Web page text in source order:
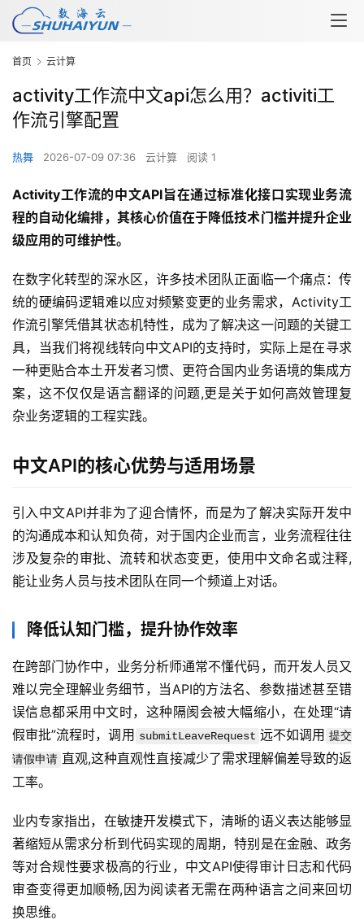
首页 云计算
activity工作流中文api怎么用？activiti工
作流引擎配置
热舞 2026-07-09 07:36 云计算 阅读 1
Activity工作流的中文API旨在通过标准化接口实现业务流
程的自动化编排，其核心价值在于降低技术门槛并提升企业
级应用的可维护性。
在数字化转型的深水区，许多技术团队正面临一个痛点：传
统的硬编码逻辑难以应对频繁变更的业务需求，Activity工
作流引擎凭借其状态机特性，成为了解决这一问题的关键工
具，当我们将视线转向中文API的支持时，实际上是在寻求
一种更贴合本土开发者习惯、更符合国内业务语境的集成方
案，这不仅仅是语言翻译的问题,更是关于如何高效管理复
杂业务逻辑的工程实践。
中文API的核心优势与适用场景
引入中文API并非为了迎合情怀，而是为了解决实际开发中
的沟通成本和认知负荷，对于国内企业而言，业务流程往往
涉及复杂的审批、流转和状态变更，使用中文命名或注释,
能让业务人员与技术团队在同一个频道上对话。
降低认知门槛，提升协作效率
在跨部门协作中，业务分析师通常不懂代码，而开发人员又
难以完全理解业务细节，当API的方法名、参数描述甚至错
误信息都采用中文时，这种隔阂会被大幅缩小，在处理“请
假审批”流程时，调用 submitLeaveRequest 远不如调用 提交
请假申请 直观,这种直观性直接减少了需求理解偏差导致的返
工率。
业内专家指出，在敏捷开发模式下，清晰的语义表达能够显
著缩短从需求分析到代码实现的周期，特别是在金融、政务
等对合规性要求极高的行业，中文API使得审计日志和代码
审查变得更加顺畅,因为阅读者无需在两种语言之间来回切
换思维。